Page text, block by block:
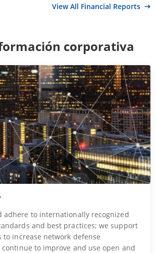
View All Financial Reports
corporativa
adhere to internationally recognized
and best practices; we support
to increase network defense
to improve and use open and